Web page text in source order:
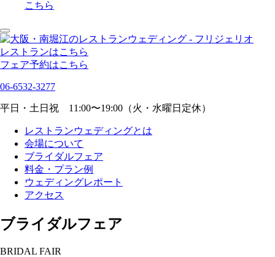
こちら
レストランはこちら
フェア予約はこちら
06-6532-3277
平日・土日祝 11:00〜19:00（火・水曜日定休）
レストランウェディングとは
会場について
ブライダルフェア
料金・プラン例
ウェディングレポート
アクセス
ブライダルフェア
BRIDAL FAIR